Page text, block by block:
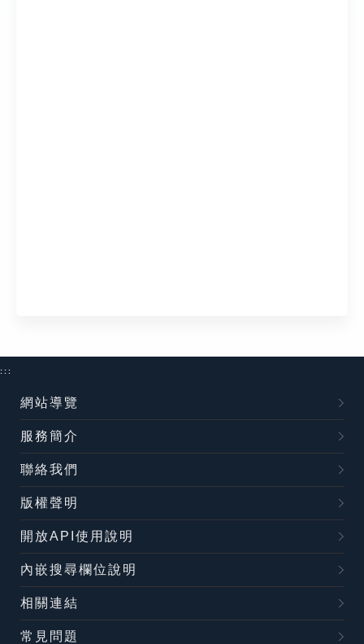
:::
網站導覽
服務簡介
聯絡我們
版權聲明
開放API使用說明
內嵌搜尋欄位說明
相關連結
常見問題